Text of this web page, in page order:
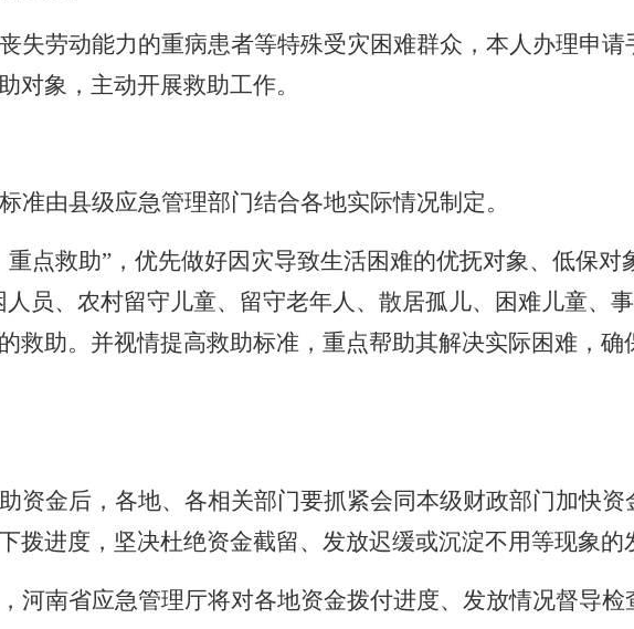
失劳动能力的重病患者等特殊受灾困难群众，本人办理申请
对象，主动开展救助工作。
准由县级应急管理部门结合各地实际情况制定。
点救助”，优先做好因灾导致生活困难的优抚对象、低保对
员、农村留守儿童、留守老年人、散居孤儿、困难儿童、
救助。并视情提高救助标准，重点帮助其解决实际困难，确
资金后，各地、各相关部门要抓紧会同本级财政部门加快资
拨进度，坚决杜绝资金截留、发放迟缓或沉淀不用等现象的
河南省应急管理厅将对各地资金拨付进度、发放情况督导检